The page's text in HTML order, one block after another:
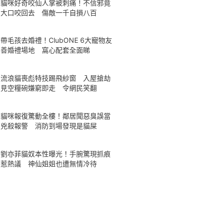
貓咪好奇咬仙人掌被刺痛！不信邪竟
大口咬回去 傷敵一千自損八百
帶毛孩去婚禮！ClubONE 6大寵物友
善婚禮場地 窩心配套全面睇
流浪貓喪彪特技踢飛紗窗 入屋搶劫
見空糧碗嫌窮即走 令網民笑翻
貓咪報復驚動全樓！鄰居聞惡臭誤當
兇殺報警 消防到場發現是貓屎
劉亦菲貓奴本性曝光！手腕驚現抓痕
惹熱議 神仙姐姐也遭無情冷待